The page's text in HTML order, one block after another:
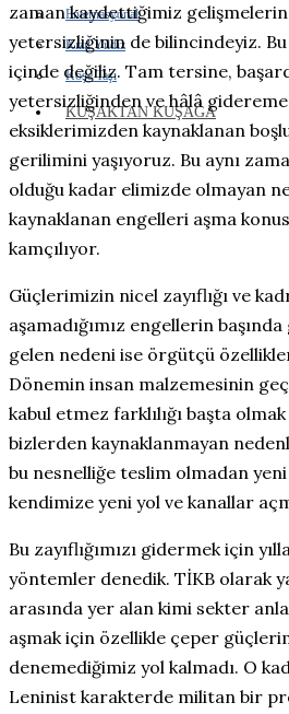
Enternasyonal
Kızıl Yıldız
Köşe Taşı
KUŞAKTAN KUŞAĞA
zaman kaydettiğimiz gelişmelerin
yetersizliğinin de bilincindeyiz.
içinde değiliz. Tam tersine,
yetersizliğinden ve hâlâ
eksiklerimizden kaynaklanan
gerilimini yaşıyoruz. Bu aynı
olduğu kadar elimizde olmayan
kaynaklanan engelleri aşma
kamçılıyor.
Güçlerimizin nicel zayıflığı ve
aşamadığımız engellerin
gelen nedeni ise örgütçü
Dönemin insan malzemesinin
kabul etmez farklılığı başta
bizlerden kaynaklanmayan
bu nesnelliğe teslim olmadan
kendimize yeni yol ve kanallar
Bu zayıflığımızı gidermek için
yöntemler denedik. TİKB olarak
arasında yer alan kimi sekter
aşmak için özellikle çeper
denemediğimiz yol kalmadı. O
Leninist karakterde militan bir